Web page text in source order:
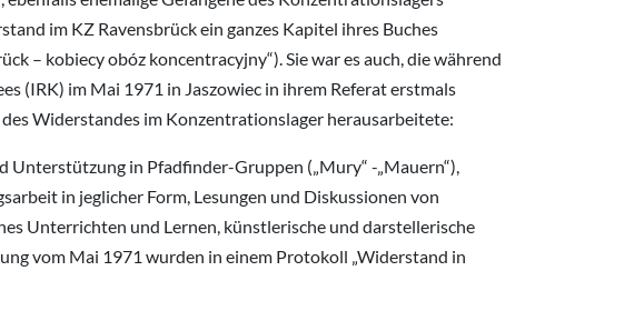
im KZ Ravensbrück ein ganzes Kapitel ihres Buches
– kobiecy obóz koncentracyjny“). Sie war es auch, die während
(IRK) im Mai 1971 in Jaszowiec in ihrem Referat erstmals
Widerstandes im Konzentrationslager herausarbeitete:
in Pfadfinder-Gruppen („Mury“ -„Mauern“),
in jeglicher Form, Lesungen und Diskussionen von
Unterrichten und Lernen, künstlerische und darstellerische
vom Mai 1971 wurden in einem Protokoll „Widerstand in